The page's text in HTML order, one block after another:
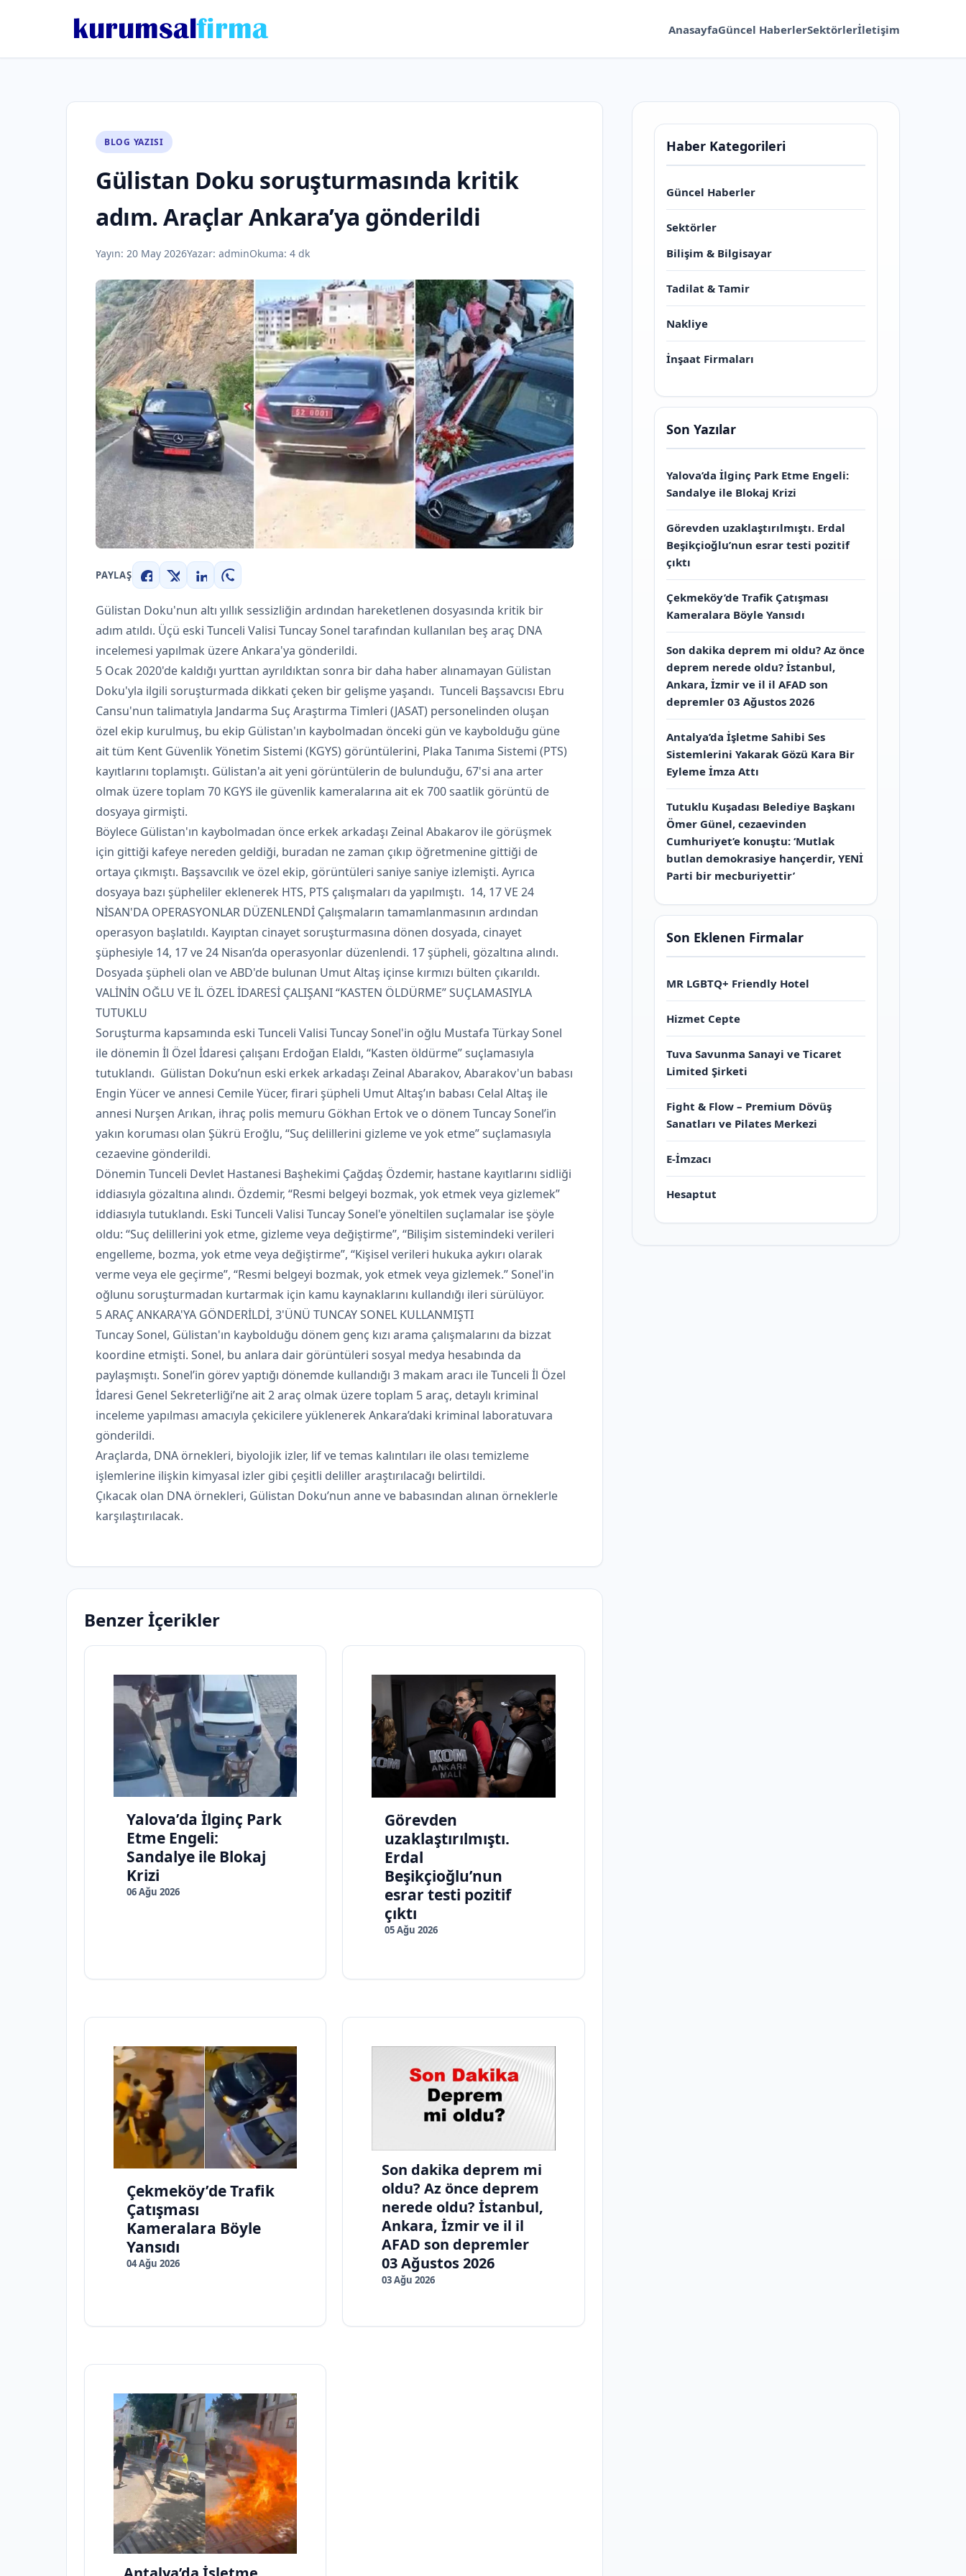
AnasayfaGüncel HaberlerSektörlerİletişim
BLOG YAZISI
Gülistan Doku soruşturmasında kritik
adım. Araçlar Ankara’ya gönderildi
Yayın: 20 May 2026Yazar: adminOkuma: 4 dk
PAYLAŞ
Facebook
X LinkedInWhatsApp
Gülistan Doku'nun altı yıllık sessizliğin ardından hareketlenen dosyasında kritik bir
adım atıldı. Üçü eski Tunceli Valisi Tuncay Sonel tarafından kullanılan beş araç DNA
incelemesi yapılmak üzere Ankara'ya gönderildi.
5 Ocak 2020'de kaldığı yurttan ayrıldıktan sonra bir daha haber alınamayan Gülistan
Doku'yla ilgili soruşturmada dikkati çeken bir gelişme yaşandı. Tunceli Başsavcısı Ebru
Cansu'nun talimatıyla Jandarma Suç Araştırma Timleri (JASAT) personelinden oluşan
özel ekip kurulmuş, bu ekip Gülistan'ın kaybolmadan önceki gün ve kaybolduğu güne
ait tüm Kent Güvenlik Yönetim Sistemi (KGYS) görüntülerini, Plaka Tanıma Sistemi (PTS)
kayıtlarını toplamıştı. Gülistan'a ait yeni görüntülerin de bulunduğu, 67'si ana arter
olmak üzere toplam 70 KGYS ile güvenlik kameralarına ait ek 700 saatlik görüntü de
dosyaya girmişti.
Böylece Gülistan'ın kaybolmadan önce erkek arkadaşı Zeinal Abakarov ile görüşmek
için gittiği kafeye nereden geldiği, buradan ne zaman çıkıp öğretmenine gittiği de
ortaya çıkmıştı. Başsavcılık ve özel ekip, görüntüleri saniye saniye izlemişti. Ayrıca
dosyaya bazı şüpheliler eklenerek HTS, PTS çalışmaları da yapılmıştı. 14, 17 VE 24
NİSAN'DA OPERASYONLAR DÜZENLENDİ Çalışmaların tamamlanmasının ardından
operasyon başlatıldı. Kayıptan cinayet soruşturmasına dönen dosyada, cinayet
şüphesiyle 14, 17 ve 24 Nisan’da operasyonlar düzenlendi. 17 şüpheli, gözaltına alındı.
Dosyada şüpheli olan ve ABD'de bulunan Umut Altaş içinse kırmızı bülten çıkarıldı.
VALİNİN OĞLU VE İL ÖZEL İDARESİ ÇALIŞANI “KASTEN ÖLDÜRME” SUÇLAMASIYLA
TUTUKLU
Soruşturma kapsamında eski Tunceli Valisi Tuncay Sonel'in oğlu Mustafa Türkay Sonel
ile dönemin İl Özel İdaresi çalışanı Erdoğan Elaldı, “Kasten öldürme” suçlamasıyla
tutuklandı. Gülistan Doku’nun eski erkek arkadaşı Zeinal Abarakov, Abarakov'un babası
Engin Yücer ve annesi Cemile Yücer, firari şüpheli Umut Altaş’ın babası Celal Altaş ile
annesi Nurşen Arıkan, ihraç polis memuru Gökhan Ertok ve o dönem Tuncay Sonel’in
yakın koruması olan Şükrü Eroğlu, “Suç delillerini gizleme ve yok etme” suçlamasıyla
cezaevine gönderildi.
Dönemin Tunceli Devlet Hastanesi Başhekimi Çağdaş Özdemir, hastane kayıtlarını sidliği
iddiasıyla gözaltına alındı. Özdemir, “Resmi belgeyi bozmak, yok etmek veya gizlemek”
iddiasıyla tutuklandı. Eski Tunceli Valisi Tuncay Sonel'e yöneltilen suçlamalar ise şöyle
oldu: “Suç delillerini yok etme, gizleme veya değiştirme”, “Bilişim sistemindeki verileri
engelleme, bozma, yok etme veya değiştirme”, “Kişisel verileri hukuka aykırı olarak
verme veya ele geçirme”, “Resmi belgeyi bozmak, yok etmek veya gizlemek.” Sonel'in
oğlunu soruşturmadan kurtarmak için kamu kaynaklarını kullandığı ileri sürülüyor.
5 ARAÇ ANKARA'YA GÖNDERİLDİ, 3'ÜNÜ TUNCAY SONEL KULLANMIŞTI
Tuncay Sonel, Gülistan'ın kaybolduğu dönem genç kızı arama çalışmalarını da bizzat
koordine etmişti. Sonel, bu anlara dair görüntüleri sosyal medya hesabında da
paylaşmıştı. Sonel’in görev yaptığı dönemde kullandığı 3 makam aracı ile Tunceli İl Özel
İdaresi Genel Sekreterliği’ne ait 2 araç olmak üzere toplam 5 araç, detaylı kriminal
inceleme yapılması amacıyla çekicilere yüklenerek Ankara’daki kriminal laboratuvara
gönderildi.
Araçlarda, DNA örnekleri, biyolojik izler, lif ve temas kalıntıları ile olası temizleme
işlemlerine ilişkin kimyasal izler gibi çeşitli deliller araştırılacağı belirtildi.
Çıkacak olan DNA örnekleri, Gülistan Doku’nun anne ve babasından alınan örneklerle
karşılaştırılacak.
Benzer İçerikler
Yalova’da İlginç Park
Etme Engeli:
Sandalye ile Blokaj
Krizi
06 Ağu 2026
Görevden
uzaklaştırılmıştı.
Erdal
Beşikçioğlu’nun
esrar testi pozitif
çıktı
05 Ağu 2026
Çekmeköy’de Trafik
Çatışması
Kameralara Böyle
Yansıdı
04 Ağu 2026
Son dakika deprem mi
oldu? Az önce deprem
nerede oldu? İstanbul,
Ankara, İzmir ve il il
AFAD son depremler
03 Ağustos 2026
03 Ağu 2026
Haber Kategorileri
Güncel Haberler
Sektörler
Bilişim & Bilgisayar
Tadilat & Tamir
Nakliye
İnşaat Firmaları
Son Yazılar
Yalova’da İlginç Park Etme Engeli:
Sandalye ile Blokaj Krizi
Görevden uzaklaştırılmıştı. Erdal
Beşikçioğlu’nun esrar testi pozitif
çıktı
Çekmeköy’de Trafik Çatışması
Kameralara Böyle Yansıdı
Son dakika deprem mi oldu? Az önce
deprem nerede oldu? İstanbul,
Ankara, İzmir ve il il AFAD son
depremler 03 Ağustos 2026
Antalya’da İşletme Sahibi Ses
Sistemlerini Yakarak Gözü Kara Bir
Eyleme İmza Attı
Tutuklu Kuşadası Belediye Başkanı
Ömer Günel, cezaevinden
Cumhuriyet’e konuştu: ‘Mutlak
butlan demokrasiye hançerdir, YENİ
Parti bir mecburiyettir’
Son Eklenen Firmalar
MR LGBTQ+ Friendly Hotel
Hizmet Cepte
Tuva Savunma Sanayi ve Ticaret
Limited Şirketi
Fight & Flow – Premium Dövüş
Sanatları ve Pilates Merkezi
E-İmzacı
Hesaptut